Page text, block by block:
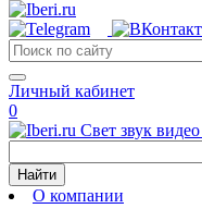
Личный кабинет
0
Свет звук
Найти
О компании